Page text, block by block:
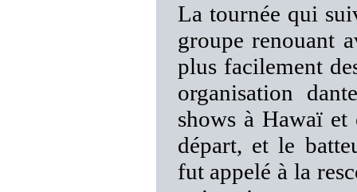
La tournée qui
groupe renouant
plus facilement
organisation
shows à Hawaï
départ, et le
fut appelé à la